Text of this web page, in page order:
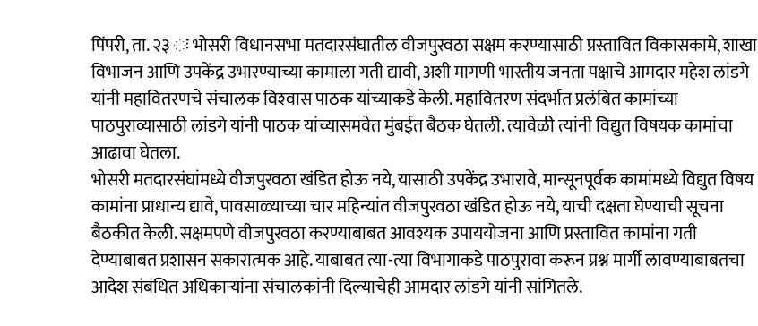
पिंपरी, ता. २३ ः भोसरी विधानसभा मतदारसंघातील वीजपुरवठा सक्षम करण्यासाठी प्रस्तावित विकासकामे, शाखा
विभाजन आणि उपकेंद्र उभारण्याच्या कामाला गती द्यावी, अशी मागणी भारतीय जनता पक्षाचे आमदार महेश लांडगे
यांनी महावितरणचे संचालक विश्‍वास पाठक यांच्याकडे केली. महावितरण संदर्भात प्रलंबित कामांच्या
पाठपुराव्यासाठी लांडगे यांनी पाठक यांच्यासमवेत मुंबईत बैठक घेतली. त्यावेळी त्यांनी विद्युत विषयक कामांचा
आढावा घेतला.
भोसरी मतदारसंघांमध्ये वीजपुरवठा खंडित होऊ नये, यासाठी उपकेंद्र उभारावे, मान्सूनपूर्वक कामांमध्ये विद्युत विषय
कामांना प्राधान्य द्यावे, पावसाळ्याच्या चार महिन्यांत वीजपुरवठा खंडित होऊ नये, याची दक्षता घेण्याची सूचना
बैठकीत केली. सक्षमपणे वीजपुरवठा करण्याबाबत आवश्यक उपाययोजना आणि प्रस्तावित कामांना गती
देण्याबाबत प्रशासन सकारात्मक आहे. याबाबत त्या-त्या विभागाकडे पाठपुरावा करून प्रश्न मार्गी लावण्याबाबतचा
आदेश संबंधित अधिकाऱ्यांना संचालकांनी दिल्याचेही आमदार लांडगे यांनी सांगितले.